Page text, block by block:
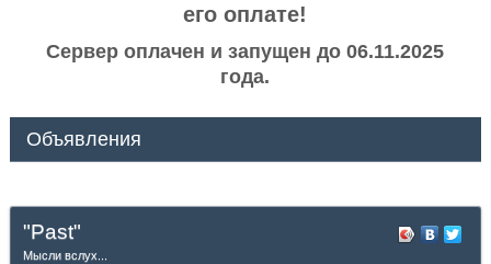
его оплате!
Сервер оплачен и запущен до 06.11.2025
года.
Объявления
"Past"
Мысли вслух...